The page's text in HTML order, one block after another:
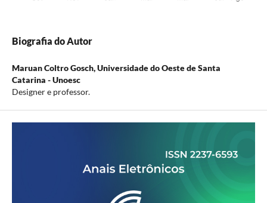
Biografia do Autor
Maruan Coltro Gosch,Universidade do Oeste de Santa
Catarina - Unoesc
Designer e professor.